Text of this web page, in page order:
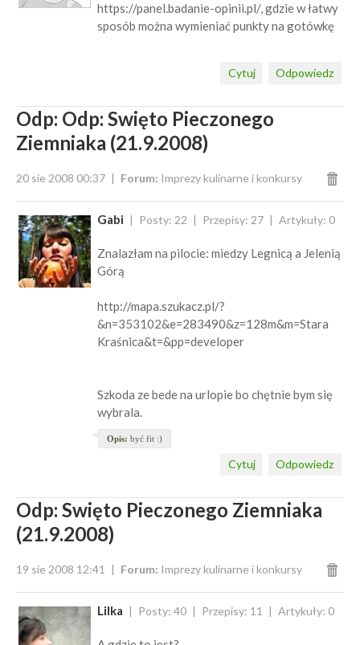
https://panel.badanie-opinii.pl/, gdzie w łatwy
sposób można wymieniać punkty na gotówkę
Odpowiedz
Cytuj
Odp: Odp: Swięto Pieczonego
Ziemniaka (21.9.2008)
20 sie 2008 00:37 Forum: Imprezy kulinarne i konkursy
Gabi Posty: 22 Przepisy: 27 Artykuły: 0
Znalazłam na pilocie: miedzy Legnicą a Jelenią
Górą
http://mapa.szukacz.pl/?
&n=353102&e=283490&z=128m&m=Stara
Kraśnica&t=&pp=developer
Szkoda ze bede na urlopie bo chętnie bym się
wybrala.
Opis: być fit :)
Odpowiedz
Cytuj
Odp: Swięto Pieczonego Ziemniaka
(21.9.2008)
19 sie 2008 12:41 Forum: Imprezy kulinarne i konkursy
Lilka Posty: 40 Przepisy: 11 Artykuły: 0